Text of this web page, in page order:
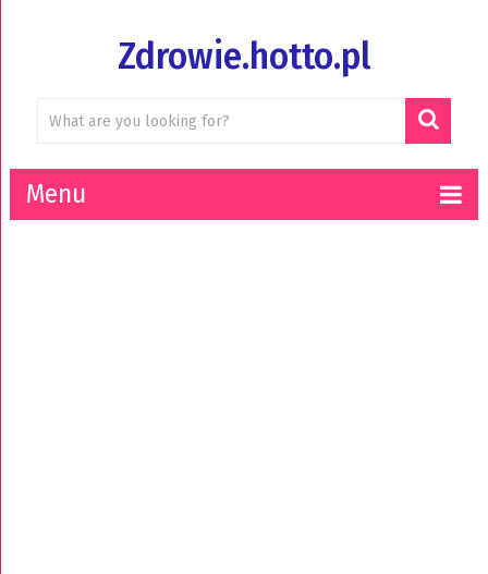
Zdrowie.hotto.pl
Menu